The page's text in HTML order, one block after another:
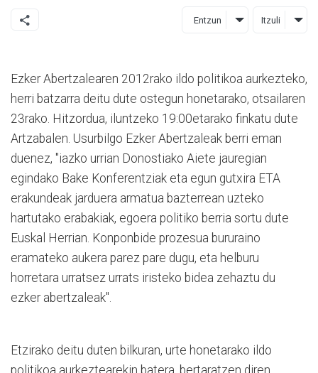
Entzun Itzuli
Ezker Abertzalearen 2012rako ildo politikoa aurkezteko,
herri batzarra deitu dute ostegun honetarako, otsailaren
23rako. Hitzordua, iluntzeko 19:00etarako finkatu dute
Artzabalen. Usurbilgo Ezker Abertzaleak berri eman
duenez, "iazko urrian Donostiako Aiete jauregian
egindako Bake Konferentziak eta egun gutxira ETA
erakundeak jarduera armatua bazterrean uzteko
hartutako erabakiak, egoera politiko berria sortu dute
Euskal Herrian. Konponbide prozesua bururaino
eramateko aukera parez pare dugu, eta helburu
horretara urratsez urrats iristeko bidea zehaztu du
ezker abertzaleak".
Etzirako deitu duten bilkuran, urte honetarako ildo
politikoa aurkeztearekin batera, bertaratzen diren